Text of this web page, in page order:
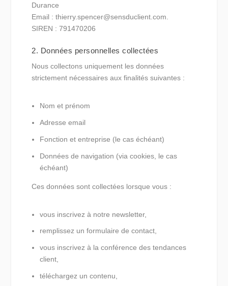
Durance
Email : thierry.spencer@sensduclient.com.
SIREN : 791470206
2. Données personnelles collectées
Nous collectons uniquement les données
strictement nécessaires aux finalités suivantes :
Nom et prénom
Adresse email
Fonction et entreprise (le cas échéant)
Données de navigation (via cookies, le cas
échéant)
Ces données sont collectées lorsque vous :
vous inscrivez à notre newsletter,
remplissez un formulaire de contact,
vous inscrivez à la conférence des tendances
client,
téléchargez un contenu,